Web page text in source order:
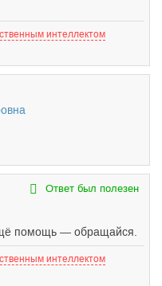
интеллектом
Ответ был полезен
помощь — обращайся.
интеллектом